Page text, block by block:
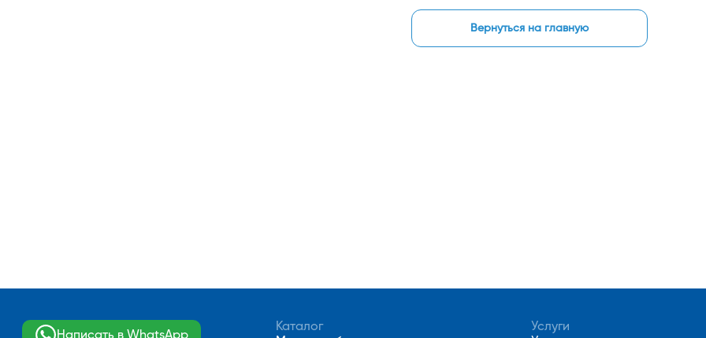
Вернуться на главную
Написать в WhatsApp
Каталог
Услуги